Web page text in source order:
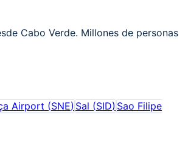
Cabo Verde. Millones de personas
Airport (SNE) Sal (SID) Sao Filipe